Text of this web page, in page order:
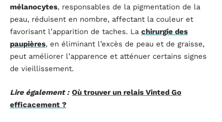
mélanocytes, responsables de la pigmentation de la
peau, réduisent en nombre, affectant la couleur et
favorisant l’apparition de taches. La chirurgie des
paupières, en éliminant l’excès de peau et de graisse,
peut améliorer l’apparence et atténuer certains signes
de vieillissement.
Lire également : Où trouver un relais Vinted Go
efficacement ?